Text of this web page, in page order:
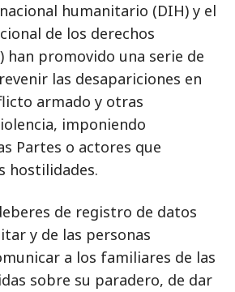
humanitario (DIH) y el
de los derechos
han promovido una serie de
las desapariciones en
armado y otras
imponiendo
Partes o actores que
hostilidades.
de registro de datos
y de las personas
a los familiares de las
sobre su paradero, de dar